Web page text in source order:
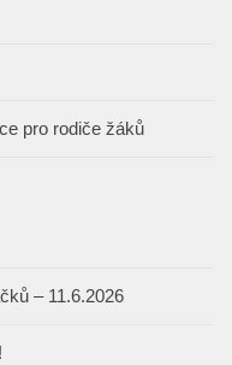
pro rodiče žáků
– 11.6.2026